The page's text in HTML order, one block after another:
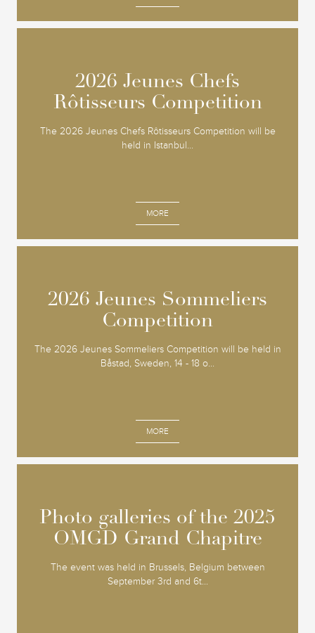
2026 Jeunes Chefs
Rôtisseurs Competition
The 2026 Jeunes Chefs Rôtisseurs Competition will be
held in Istanbul...
MORE
2026 Jeunes Chefs
Rôtisseurs Competition
2026 Jeunes Sommeliers
Competition
The 2026 Jeunes Sommeliers Competition will be held in
Båstad, Sweden, 14 - 18 o...
MORE
2026 Jeunes Sommeliers
Competition
Photo galleries of the 2025
OMGD Grand Chapitre
The event was held in Brussels, Belgium between
September 3rd and 6t...
Photo galleries of the 2025
OMGD Grand Chapitre